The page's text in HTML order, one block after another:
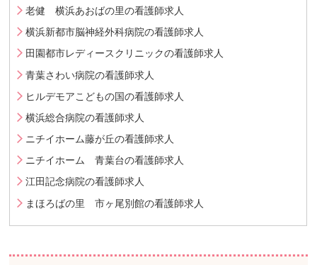
老健 横浜あおばの里の看護師求人
横浜新都市脳神経外科病院の看護師求人
田園都市レディースクリニックの看護師求人
青葉さわい病院の看護師求人
ヒルデモアこどもの国の看護師求人
横浜総合病院の看護師求人
ニチイホーム藤が丘の看護師求人
ニチイホーム 青葉台の看護師求人
江田記念病院の看護師求人
まほろばの里 市ヶ尾別館の看護師求人